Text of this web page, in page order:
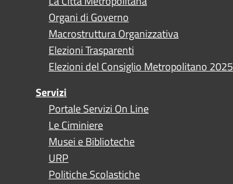
Organi di Governo
Macrostruttura Organizzativa
Elezioni Trasparenti
Elezioni del Consiglio Metropolitano 2025
Servizi
Portale Servizi On Line
Le Ciminiere
Musei e Biblioteche
URP
Politiche Scolastiche